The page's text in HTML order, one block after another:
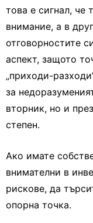
това е сигнал, че
внимание, а в
отговорностите
аспект, защото
„приходи-
за
вторник, но и
степен.
Ако имате
внимателни в
рискове, да
опорна точка.